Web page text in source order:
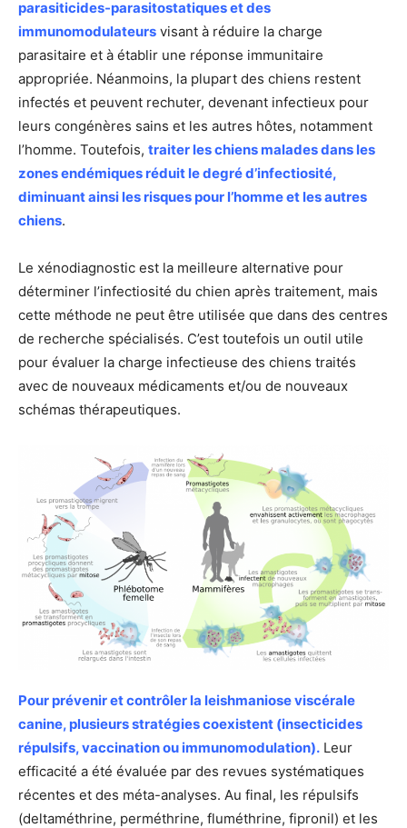
parasiticides-parasitostatiques et des
immunomodulateurs visant à réduire la charge
parasitaire et à établir une réponse immunitaire
appropriée. Néanmoins, la plupart des chiens restent
infectés et peuvent rechuter, devenant infectieux pour
leurs congénères sains et les autres hôtes, notamment
l’homme. Toutefois, traiter les chiens malades dans les
zones endémiques réduit le degré d’infectiosité,
diminuant ainsi les risques pour l’homme et les autres
chiens.
Le xénodiagnostic est la meilleure alternative pour
déterminer l’infectiosité du chien après traitement, mais
cette méthode ne peut être utilisée que dans des centres
de recherche spécialisés. C’est toutefois un outil utile
pour évaluer la charge infectieuse des chiens traités
avec de nouveaux médicaments et/ou de nouveaux
schémas thérapeutiques.
Pour prévenir et contrôler la leishmaniose viscérale
canine, plusieurs stratégies coexistent (insecticides
répulsifs, vaccination ou immunomodulation). Leur
efficacité a été évaluée par des revues systématiques
récentes et des méta-analyses. Au final, les répulsifs
(deltaméthrine, perméthrine, fluméthrine, fipronil) et les